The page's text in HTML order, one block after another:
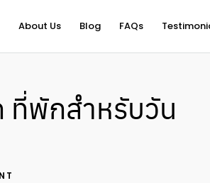
About Us Blog FAQs
ที่พักสำหรับวัน